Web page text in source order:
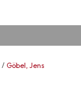
/ Göbel, Jens